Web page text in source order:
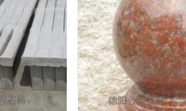
石椅 德阳公园石球